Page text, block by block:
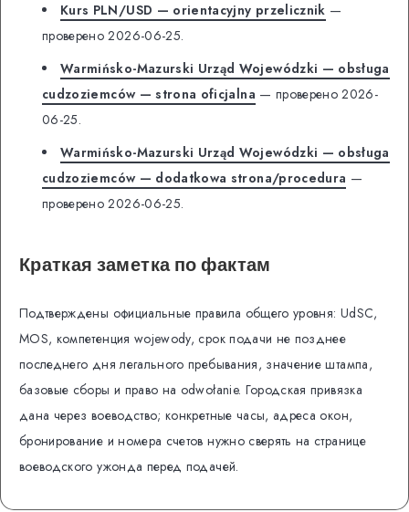
Kurs PLN/USD — orientacyjny przelicznik —
проверено 2026-06-25.
Warmińsko-Mazurski Urząd Wojewódzki — obsługa
cudzoziemców — strona oficjalna — проверено 2026-
06-25.
Warmińsko-Mazurski Urząd Wojewódzki — obsługa
cudzoziemców — dodatkowa strona/procedura —
проверено 2026-06-25.
Краткая заметка по фактам
Подтверждены официальные правила общего уровня: UdSC,
MOS, компетенция wojewody, срок подачи не позднее
последнего дня легального пребывания, значение штампа,
базовые сборы и право на odwołanie. Городская привязка
дана через воеводство; конкретные часы, адреса окон,
бронирование и номера счетов нужно сверять на странице
воеводского ужонда перед подачей.